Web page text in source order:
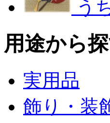
う
用途から
実用品
飾り・装